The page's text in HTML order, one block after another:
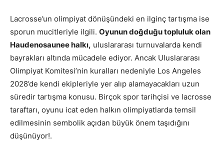
Lacrosse’un olimpiyat dönüşündeki en ilginç tartışma ise
sporun mucitleriyle ilgili. Oyunun doğduğu topluluk olan
Haudenosaunee halkı, uluslararası turnuvalarda kendi
bayrakları altında mücadele ediyor. Ancak Uluslararası
Olimpiyat Komitesi’nin kuralları nedeniyle Los Angeles
2028’de kendi ekipleriyle yer alıp alamayacakları uzun
süredir tartışma konusu. Birçok spor tarihçisi ve lacrosse
taraftarı, oyunu icat eden halkın olimpiyatlarda temsil
edilmesinin sembolik açıdan büyük önem taşıdığını
düşünüyor!.